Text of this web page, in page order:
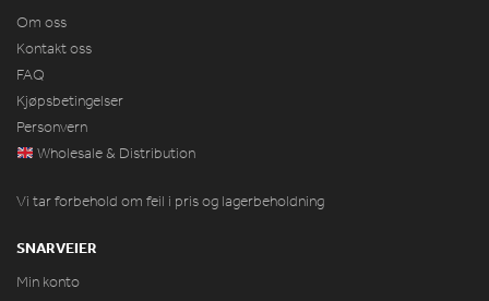
Om oss
Kontakt oss
FAQ
Kjøpsbetingelser
Personvern
Wholesale & Distribution
Vi tar forbehold om feil i pris og lagerbeholdning
SNARVEIER
Min konto